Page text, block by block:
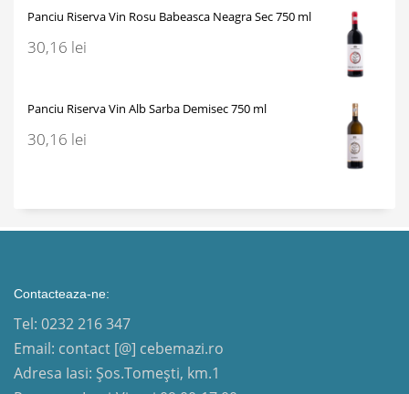
Panciu Riserva Vin Rosu Babeasca Neagra Sec 750 ml
30,16 lei
Panciu Riserva Vin Alb Sarba Demisec 750 ml
30,16 lei
Contacteaza-ne:
Tel: 0232 216 347
Email: contact [@] cebemazi.ro
Adresa Iasi: Șos.Tomești, km.1